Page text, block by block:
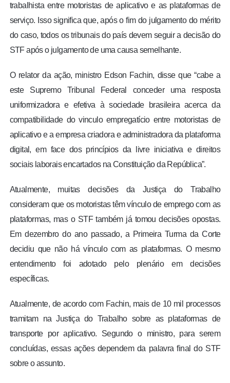
trabalhista entre motoristas de aplicativo e as plataformas de
serviço. Isso significa que, após o fim do julgamento do mérito
do caso, todos os tribunais do país devem seguir a decisão do
STF após o julgamento de uma causa semelhante.
O relator da ação, ministro Edson Fachin, disse que “cabe a
este Supremo Tribunal Federal conceder uma resposta
uniformizadora e efetiva à sociedade brasileira acerca da
compatibilidade do vinculo empregatício entre motoristas de
aplicativo e a empresa criadora e administradora da plataforma
digital, em face dos princípios da livre iniciativa e direitos
sociais laborais encartados na Constituição da República”.
Atualmente, muitas decisões da Justiça do Trabalho
consideram que os motoristas têm vínculo de emprego com as
plataformas, mas o STF também já tomou decisões opostas.
Em dezembro do ano passado, a Primeira Turma da Corte
decidiu que não há vínculo com as plataformas. O mesmo
entendimento foi adotado pelo plenário em decisões
específicas.
Atualmente, de acordo com Fachin, mais de 10 mil processos
tramitam na Justiça do Trabalho sobre as plataformas de
transporte por aplicativo. Segundo o ministro, para serem
concluídas, essas ações dependem da palavra final do STF
sobre o assunto.